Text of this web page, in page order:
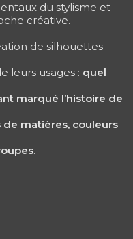
du stylisme et
créative.
de silhouettes
leurs usages : quel
marqué l’histoire de
de matières, couleurs
.